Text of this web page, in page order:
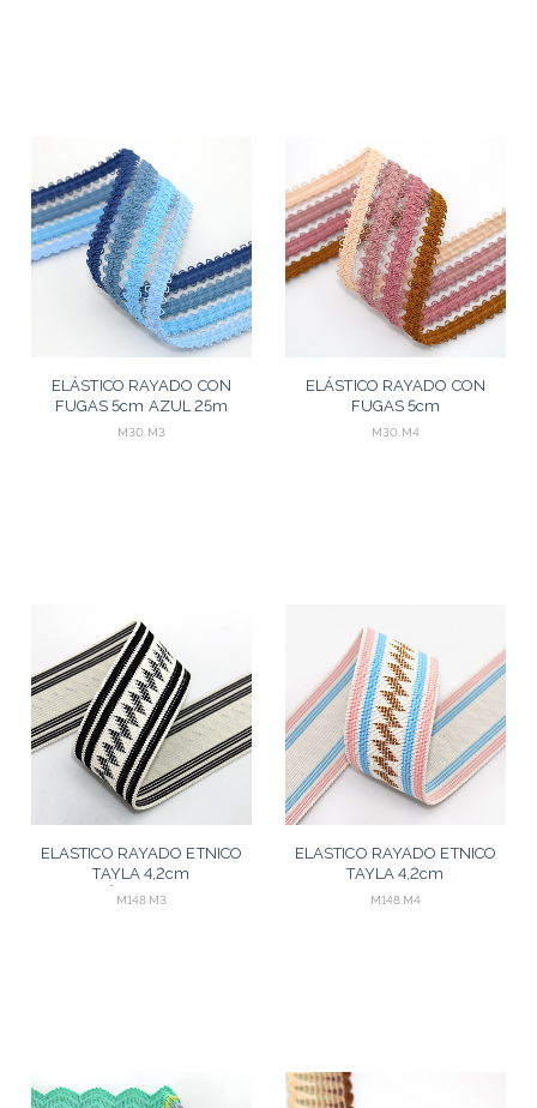
ELÁSTICO RAYADO CON
FUGAS 5cm AZUL 25m
M30.M3
ELÁSTICO RAYADO CON
FUGAS 5cm
MOSTAZA/ROSA/CRUDO
M30.M4
ELASTICO RAYADO ETNICO
TAYLA 4,2cm
CHAMPÁN/NEGRO 25m
M148.M3
ELASTICO RAYADO ETNICO
TAYLA 4,2cm
ROSA/AZUL/MOSTAZA/
M148.M4